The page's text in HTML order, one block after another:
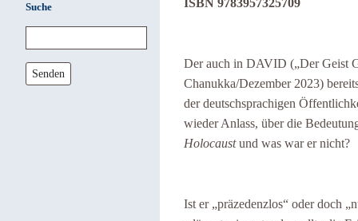
Suche
Senden
ISBN 9783957325709
Der auch in DAVID („Der Geist
Chanukka/Dezember 2023)
der deutschsprachigen
wieder Anlass, über die
Holocaustund was war er nicht?
Ist er „präzedenzlos“ oder doch